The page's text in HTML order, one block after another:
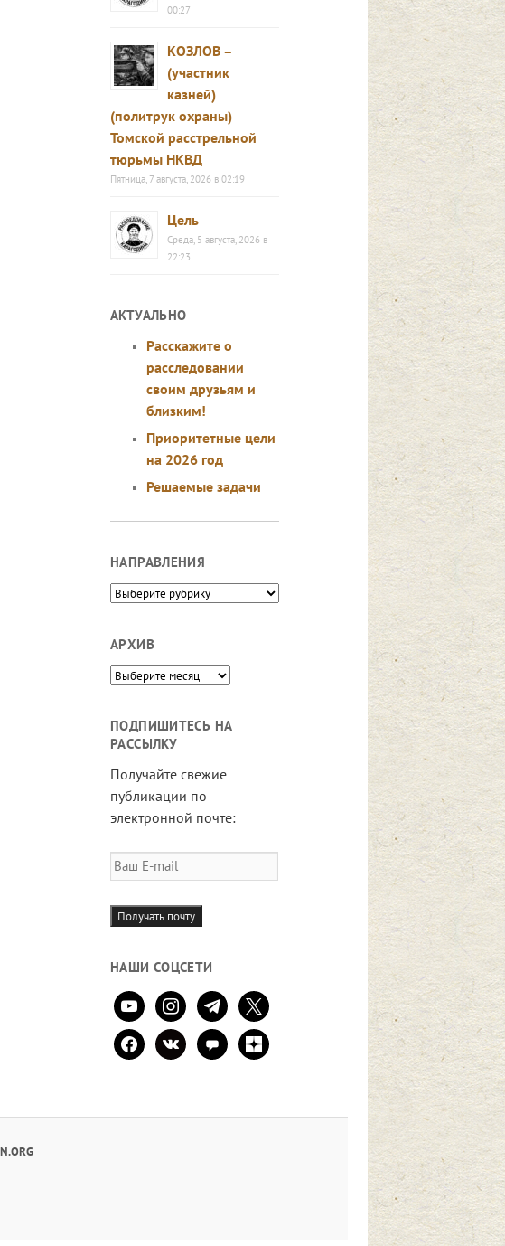
00:27
КОЗЛОВ –
(участник
казней)
(политрук охраны)
Томской расстрельной
тюрьмы НКВД
Пятница, 7 августа, 2026 в 02:19
Цель
Среда, 5 августа, 2026 в
22:23
АКТУАЛЬНО
Расскажите о
расследовании
своим друзьям и
близким!
Приоритетные цели
на 2026 год
Решаемые задачи
НАПРАВЛЕНИЯ
Направления
АРХИВ
Архив
ПОДПИШИТЕСЬ НА
РАССЫЛКУ
Получайте свежие
публикации по
электронной почте:
Ваш
E-
mail
Получать почту
НАШИ СОЦСЕТИ
youtubeinstagramtelegram
x
facebookvkontaktecomment
zen-
yandex